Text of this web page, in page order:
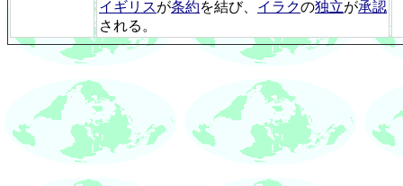
イギリスが条約を結び、 イラクの独立が承認
される。